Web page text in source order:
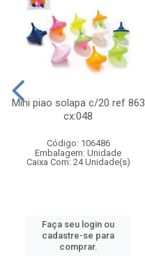
Mini piao solapa c/20 ref 863
cx:048
Código: 106486
Embalagem: Unidade
Caixa Com: 24 Unidade(s)
Faça seu login ou
cadastre-se para
comprar.